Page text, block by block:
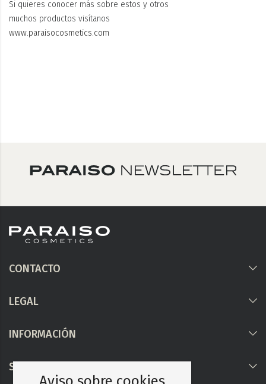
Si quieres conocer más sobre estos y otros
muchos productos visítanos
www.paraisocosmetics.com
CONTACTO
LEGAL
INFORMACIÓN
Síguenos